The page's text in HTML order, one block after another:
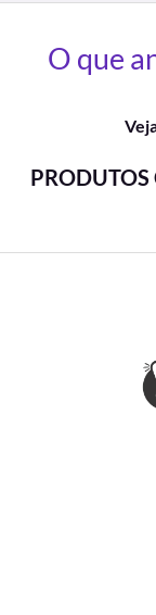
O que
PRODUTOS